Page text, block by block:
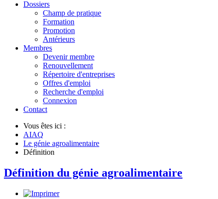
Dossiers
Champ de pratique
Formation
Promotion
Antérieurs
Membres
Devenir membre
Renouvellement
Répertoire d'entreprises
Offres d'emploi
Recherche d'emploi
Connexion
Contact
Vous êtes ici :
AIAQ
Le génie agroalimentaire
Définition
Définition du génie agroalimentaire